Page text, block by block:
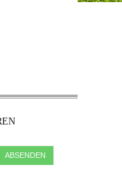
ABSENDEN